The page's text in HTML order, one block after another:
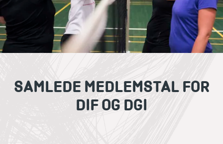
SAMLEDE MEDLEMSTAL FOR
DIF OG DGI